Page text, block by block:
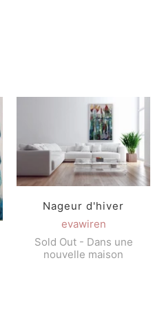
Nageur d'hiver
evawiren
Sold Out - Dans une
nouvelle maison